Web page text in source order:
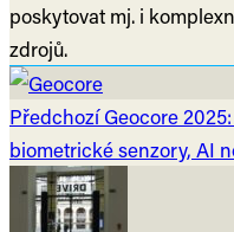
poskytovat mj. i
zdrojů.
PředchozíGeocore
biometrické senzory, AI